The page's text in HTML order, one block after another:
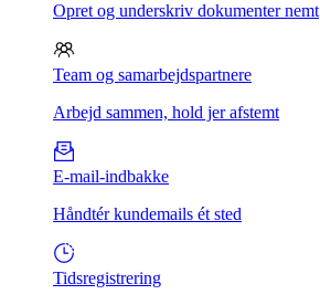
Opret og underskriv dokumenter nemt
Team og samarbejdspartnere
Arbejd sammen, hold jer afstemt
E-mail-indbakke
Håndtér kundemails ét sted
Tidsregistrering